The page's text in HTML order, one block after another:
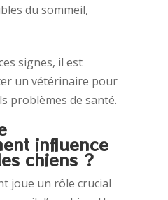
du sommeil,
signes, il est
un vétérinaire pour
problèmes de santé.
influence
chiens ?
joue un rôle crucial